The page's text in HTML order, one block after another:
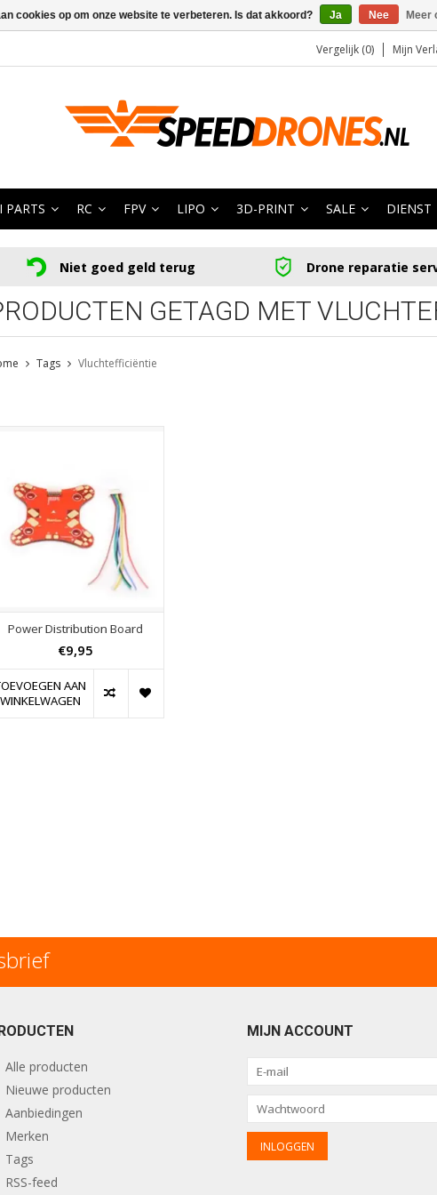
Vergelijk (0) Mijn
PARTS RC FPV LIPO 3D-PRINT SALE DIENST
Niet goed geld terug Drone reparatie
GETAGD MET
Tags Vluchtefficiëntie
Power Distribution Board
€9,95
AAN
WINKELWAGEN
Alle producten
Nieuwe producten
Aanbiedingen
Merken
Tags
RSS-feed
MIJN ACCOUNT
cookies op om onze website te verbeteren. Is dat akkoord? Ja Nee Meer